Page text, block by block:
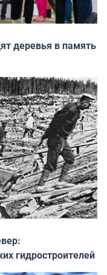
деревья в память
гидростроителей